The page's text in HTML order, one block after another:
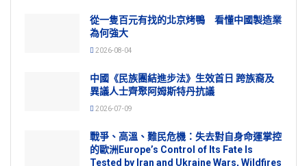
從一隻百元有找的北京烤鴨 看懂中國製造業
為何強大
2026-08-04
中國《民族團結進步法》生效首日 跨族裔及
異議人士齊聚阿姆斯特丹抗議
2026-07-09
戰爭、高溫、難民危機：失去對自身命運掌控
的歐洲Europe’s Control of Its Fate Is
Tested by Iran and Ukraine Wars, Wildfires